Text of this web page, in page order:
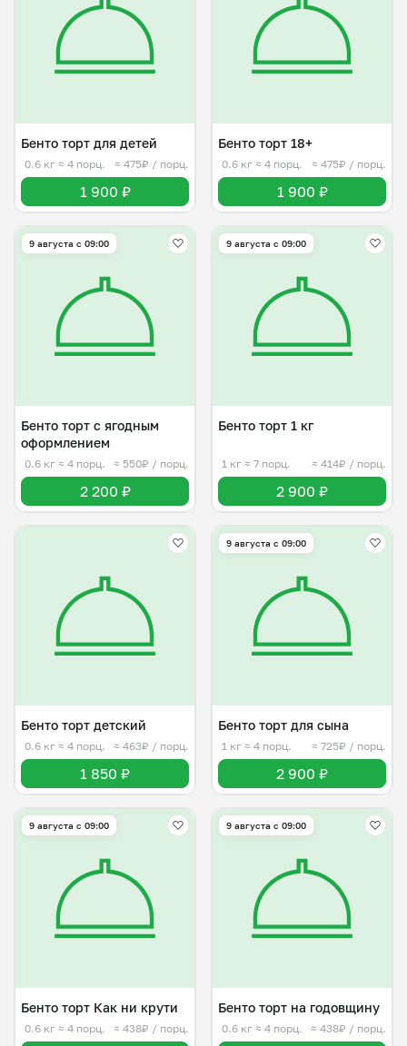
Бенто торт для детей
0.6 кг ≈ 4 порц. ≈ 475₽ / порц.
1 900 ₽
Бенто торт 18+
0.6 кг ≈ 4 порц. ≈ 475₽ / порц.
1 900 ₽
9 августа с 09:00
Бенто торт с ягодным
оформлением
0.6 кг ≈ 4 порц. ≈ 550₽ / порц.
2 200 ₽
9 августа с 09:00
Бенто торт 1 кг
1 кг ≈ 7 порц. ≈ 414₽ / порц.
2 900 ₽
Бенто торт детский
0.6 кг ≈ 4 порц. ≈ 463₽ / порц.
1 850 ₽
9 августа с 09:00
Бенто торт для сына
1 кг ≈ 4 порц. ≈ 725₽ / порц.
2 900 ₽
9 августа с 09:00
Бенто торт Как ни крути
0.6 кг ≈ 4 порц. ≈ 438₽ / порц.
9 августа с 09:00
Бенто торт на годовщину
0.6 кг ≈ 4 порц. ≈ 438₽ / порц.